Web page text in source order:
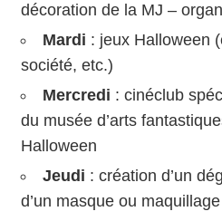
décoration de la MJ –
Mardi : jeux Halloween
société, etc.)
Mercredi : cinéclub
du musée d’arts
Halloween
Jeudi : création d’un
d’un masque ou maquillage